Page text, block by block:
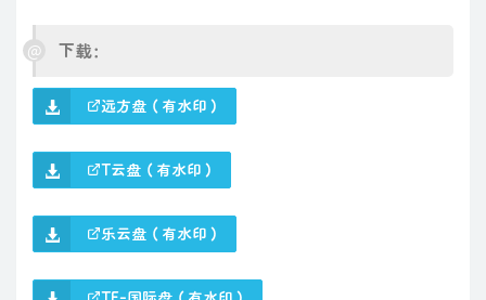
下载：
远方盘（有水印）
T云盘（有水印）
乐云盘（有水印）